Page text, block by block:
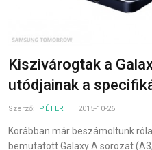
Kiszivárogtak a
utódjainak a
Szerző: PÉTER 2015-10-26
Korábban már beszámoltunk
bemutatott Galaxy A sorozat